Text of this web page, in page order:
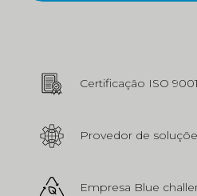
Certificação ISO
Provedor de
Empresa Blue